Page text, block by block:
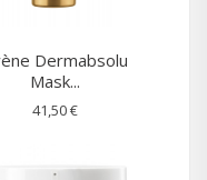
Dermabsolu
Mask...
41,50 €